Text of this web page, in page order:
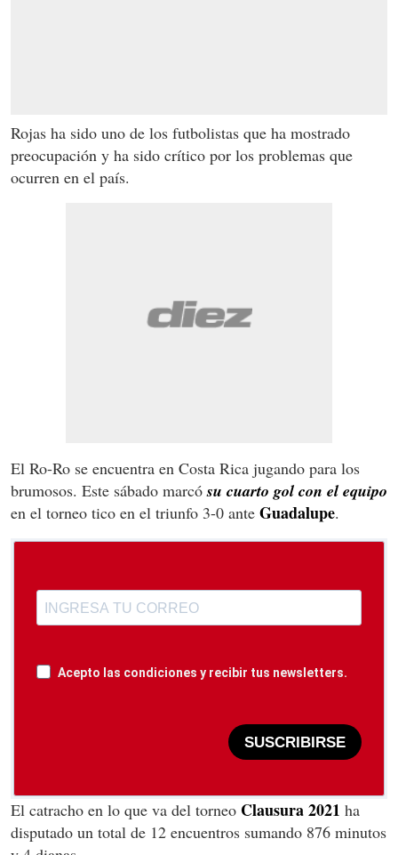
Rojas ha sido uno de los futbolistas que ha mostrado
preocupación y ha sido crítico por los problemas que
ocurren en el país.
El Ro-Ro se encuentra en Costa Rica jugando para los
brumosos. Este sábado marcósu cuarto gol con el equipo
en el torneo tico en el triunfo 3-0 ante Guadalupe.
Acepto las condiciones y recibir tus newsletters.
SUSCRIBIRSE
El catracho en lo que va del torneo Clausura 2021 ha
disputado un total de 12 encuentros sumando 876 minutos